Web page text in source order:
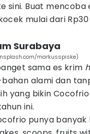
sini. Buat mencoba
mulai dari
Surabaya
markusspiske)
sama es krim
alami dan
yang bikin
ini.
punya